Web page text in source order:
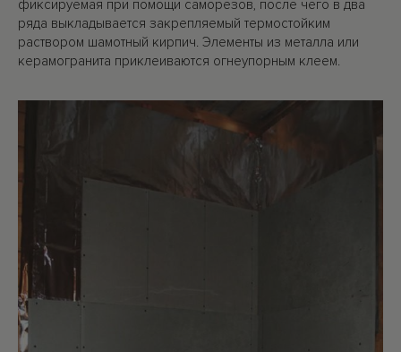
фиксируемая при помощи саморезов, после чего в два
ряда выкладывается закрепляемый термостойким
раствором шамотный кирпич. Элементы из металла или
керамогранита приклеиваются огнеупорным клеем.